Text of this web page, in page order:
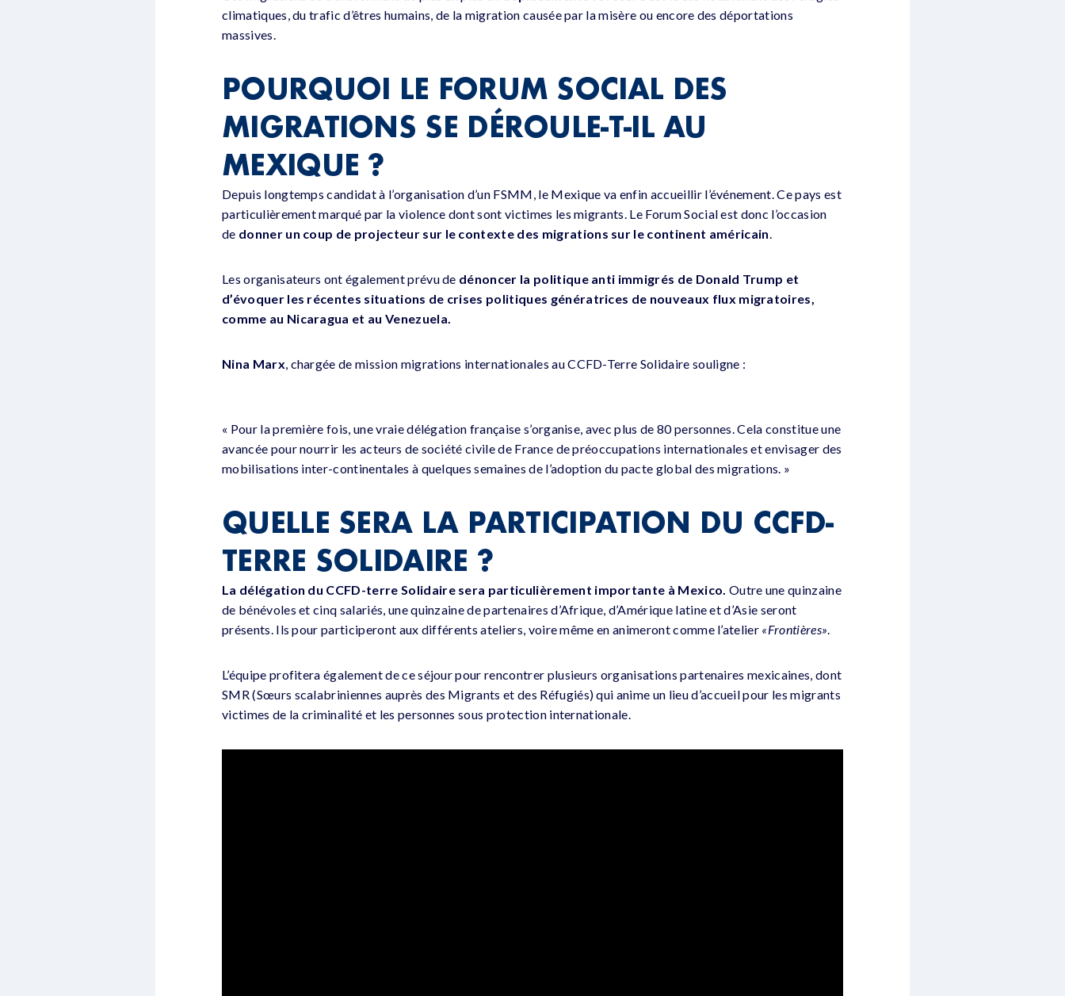
climatiques, du trafic d’êtres humains, de la migration causée par la misère ou encore des déportations
massives.
POURQUOI LE FORUM SOCIAL DES
MIGRATIONS SE DÉROULE-T-IL AU
MEXIQUE ?
Depuis longtemps candidat à l’organisation d’un FSMM, le Mexique va enfin accueillir l’événement. Ce pays est
particulièrement marqué par la violence dont sont victimes les migrants. Le Forum Social est donc l’occasion
de donner un coup de projecteur sur le contexte des migrations sur le continent américain.
Les organisateurs ont également prévu de dénoncer la politique anti immigrés de Donald Trump et
d’évoquer les récentes situations de crises politiques génératrices de nouveaux flux migratoires,
comme au Nicaragua et au Venezuela.
Nina Marx, chargée de mission migrations internationales au CCFD-Terre Solidaire souligne :
« Pour la première fois, une vraie délégation française s’organise, avec plus de 80 personnes. Cela constitue une
avancée pour nourrir les acteurs de société civile de France de préoccupations internationales et envisager des
mobilisations inter-continentales à quelques semaines de l’adoption du pacte global des migrations. »
QUELLE SERA LA PARTICIPATION DU CCFD-
TERRE SOLIDAIRE ?
La délégation du CCFD-terre Solidaire sera particulièrement importante à Mexico. Outre une quinzaine
de bénévoles et cinq salariés, une quinzaine de partenaires d’Afrique, d’Amérique latine et d’Asie seront
présents. Ils pour participeront aux différents ateliers, voire même en animeront comme l’atelier «Frontières».
L’équipe profitera également de ce séjour pour rencontrer plusieurs organisations partenaires mexicaines, dont
SMR (Sœurs scalabriniennes auprès des Migrants et des Réfugiés) qui anime un lieu d’accueil pour les migrants
victimes de la criminalité et les personnes sous protection internationale.